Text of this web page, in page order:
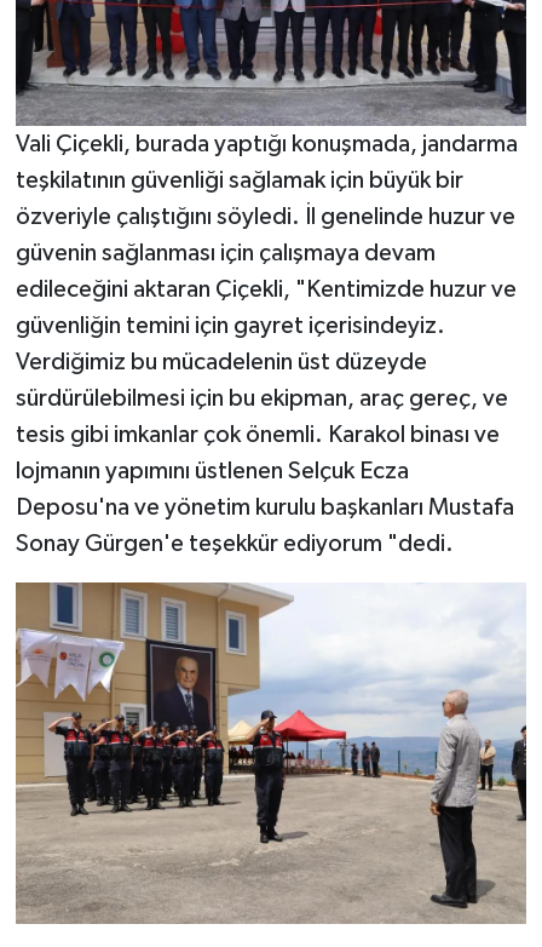
Vali Çiçekli, burada yaptığı konuşmada, jandarma
teşkilatının güvenliği sağlamak için büyük bir
özveriyle çalıştığını söyledi. İl genelinde huzur ve
güvenin sağlanması için çalışmaya devam
edileceğini aktaran Çiçekli, "Kentimizde huzur ve
güvenliğin temini için gayret içerisindeyiz.
Verdiğimiz bu mücadelenin üst düzeyde
sürdürülebilmesi için bu ekipman, araç gereç, ve
tesis gibi imkanlar çok önemli. Karakol binası ve
lojmanın yapımını üstlenen Selçuk Ecza
Deposu'na ve yönetim kurulu başkanları Mustafa
Sonay Gürgen'e teşekkür ediyorum "dedi.